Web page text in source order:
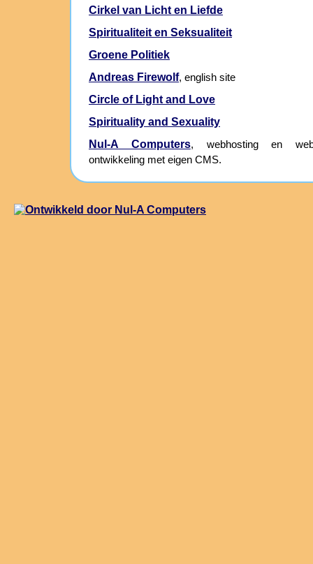
Cirkel van Licht en Liefde
Spiritualiteit en Seksualiteit
Groene Politiek
Andreas Firewolf, english site
Circle of Light and Love
Spirituality and Sexuality
Nul-A Computers, webhosting en
ontwikkeling met eigen CMS.